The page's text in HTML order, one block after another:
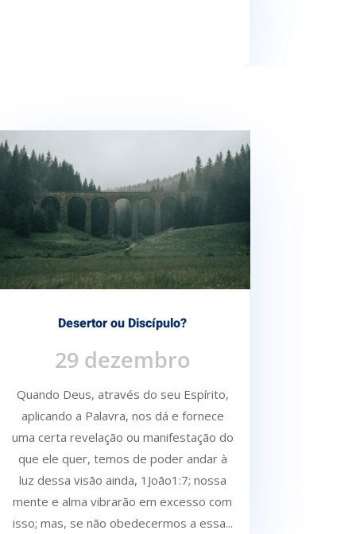
Desertor ou Discípulo?
29 dezembro
Quando Deus, através do seu Espírito,
aplicando a Palavra, nos dá e fornece
uma certa re­velação ou manifestação do
que ele quer, temos de poder andar à
luz dessa visão ainda, 1João1:7; nossa
mente e alma vibrarão em excesso com
isso; mas, se não obedecermos a essa...